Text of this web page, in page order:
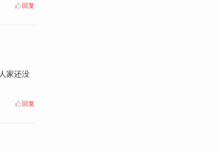
回复
家还没
回复